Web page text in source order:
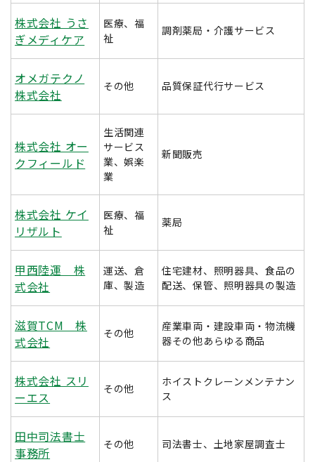
株式会社 うさ
ぎメディケア
医療、福
祉
調剤薬局・介護サービス
オメガテクノ
株式会社
その他 品質保証代行サービス
株式会社 オー
クフィールド
生活関連
サービス
業、娯楽
業
新聞販売
株式会社 ケイ
リザルト
医療、福
祉
薬局
甲西陸運 株
式会社
運送、倉
庫、製造
住宅建材、照明器具、食品の
配送、保管、照明器具の製造
滋賀TCM 株
式会社
その他
産業車両・建設車両・物流機
器その他あらゆる商品
株式会社 スリ
ーエス
その他
ホイストクレーンメンテナン
ス
田中司法書士
事務所
その他 司法書士、土地家屋調査士